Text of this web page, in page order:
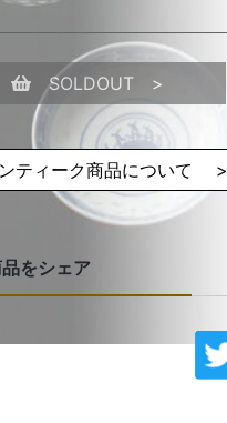
SOLDOUT >
ティーク商品について >
をシェア